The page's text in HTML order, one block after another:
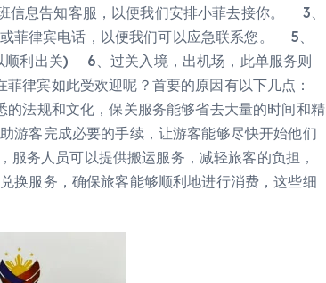
息告知客服，以便我们安排小菲去接你。 3、
菲律宾电话，以便我们可以应急联系您。 5、
顺利出关) 6、过关入境，出机场，此单服务则
律宾如此受欢迎呢？首要的原因有以下几点：
法规和文化，保关服务能够省去大量的时间和精
游客完成必要的手续，让游客能够尽快开始他们
务人员可以提供搬运服务，减轻旅客的负担，
换服务，确保旅客能够顺利地进行消费，这些细